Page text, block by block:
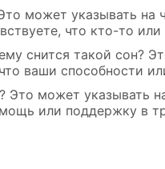
может указывать на
что кто-то
снится такой сон?
ваши способности
Это может указывать
или поддержку в